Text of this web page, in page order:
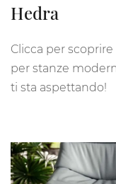
Hedra
Clicca per
per stanze
ti sta aspettando!